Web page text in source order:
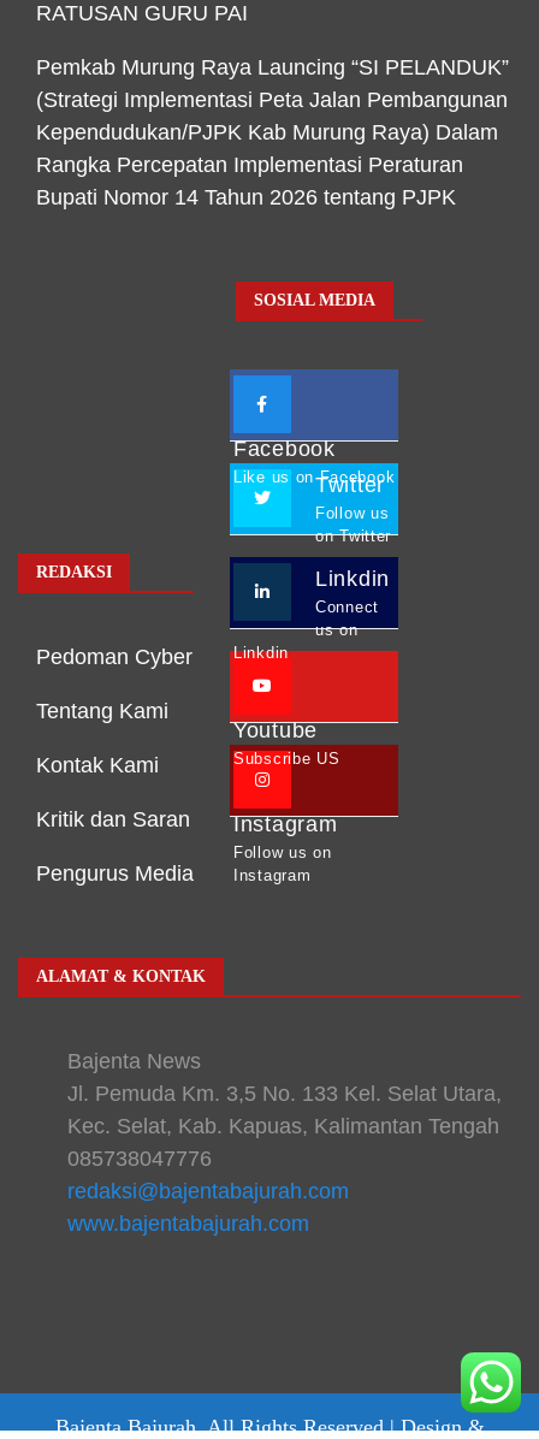
RATUSAN GURU PAI
Pemkab Murung Raya Launcing “SI PELANDUK”
(Strategi Implementasi Peta Jalan Pembangunan
Kependudukan/PJPK Kab Murung Raya) Dalam
Rangka Percepatan Implementasi Peraturan
Bupati Nomor 14 Tahun 2026 tentang PJPK
REDAKSI
Pedoman Cyber
Tentang Kami
Kontak Kami
Kritik dan Saran
Pengurus Media
SOSIAL MEDIA
Facebook
Like us on Facebook
Twitter
Follow us
on Twitter
Linkdin
Connect
us on
Linkdin
Youtube
Subscribe US
Instagram
Follow us on
Instagram
ALAMAT & KONTAK
Bajenta News
Jl. Pemuda Km. 3,5 No. 133 Kel. Selat Utara,
Kec. Selat, Kab. Kapuas, Kalimantan Tengah
085738047776
redaksi@bajentabajurah.com
www.bajentabajurah.com
Bajenta Bajurah. All Rights Reserved |Design &